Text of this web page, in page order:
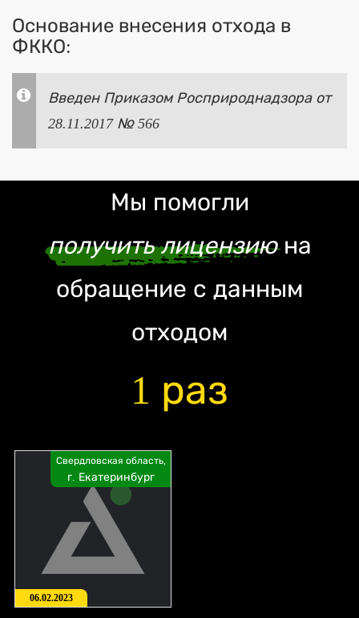
Основание внесения отхода в
ФККО:
Введен Приказом Росприроднадзора от
28.11.2017 № 566
Мы помогли
получить лицензиюна
обращение с данным
отходом
1 раз
Свердловская область,
г. Екатеринбург
06.02.2023